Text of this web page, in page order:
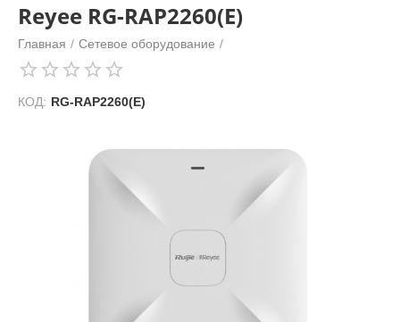
Reyee RG-RAP2260(E)
Главная / Сетевое оборудование /
КОД: RG-RAP2260(E)